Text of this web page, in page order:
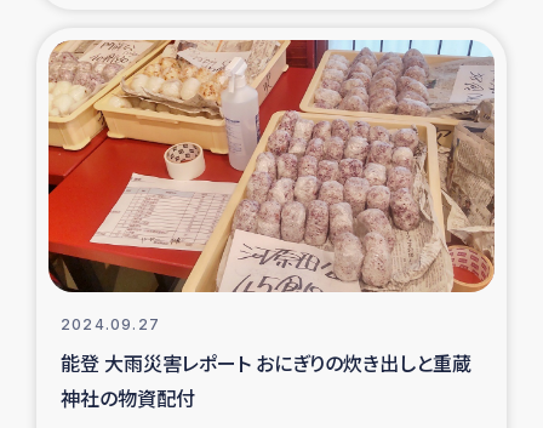
2024.09.27
能登 大雨災害レポート おにぎりの炊き出しと重蔵
神社の物資配付